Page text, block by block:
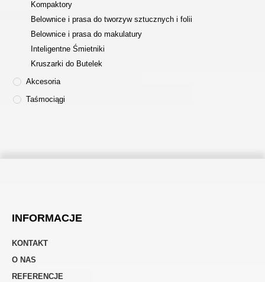
Kompaktory
Belownice i prasa do tworzyw sztucznych i folii
Belownice i prasa do makulatury
Inteligentne Śmietniki
Kruszarki do Butelek
Akcesoria
Taśmociągi
INFORMACJE
KONTAKT
O NAS
REFERENCJE